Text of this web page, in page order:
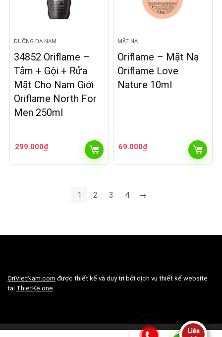
DƯỠNG DA NAM
34852 Oriflame –
Tắm + Gội + Rửa
Mặt Cho Nam Giới
Oriflame North For
Men 250ml
299.000₫
MẶT NẠ
Oriflame – Mặt Nạ
Oriflame Love
Nature 10ml
69.000₫
1 2 3 4 →
OriVietNam.com được thiết kế và duy trì bởi dịch vụ thiết kế website
tại ThietKe.one